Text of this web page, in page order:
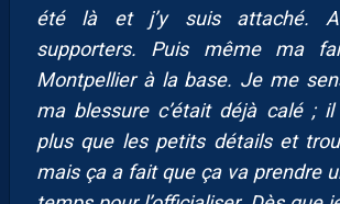
été là et j’y suis attaché.
supporters. Puis même ma
Montpellier à la base. Je me
ma blessure c’était déjà calé ; il
plus que les petits détails et
mais ça a fait que ça va prendre